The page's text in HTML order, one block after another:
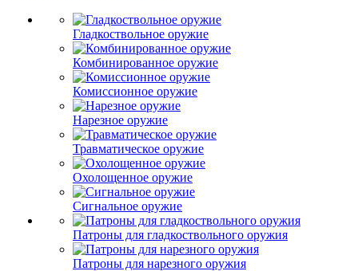
Гладкоствольное оружие
Комбинированное оружие
Комиссионное оружие
Нарезное оружие
Травматическое оружие
Охолощенное оружие
Сигнальное оружие
Патроны для гладкоствольного оружия
Патроны для нарезного оружия